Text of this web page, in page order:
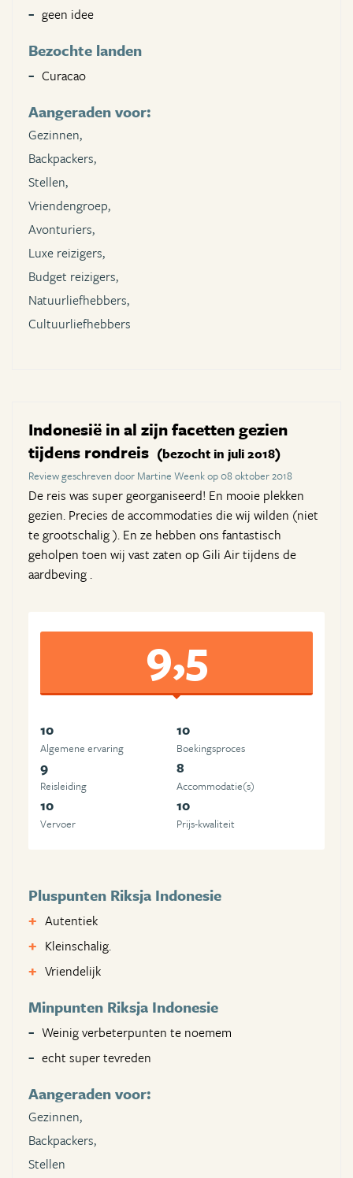
geen idee
Bezochte landen
Curacao
Aangeraden voor:
Gezinnen,
Backpackers,
Stellen,
Vriendengroep,
Avonturiers,
Luxe reizigers,
Budget reizigers,
Natuurliefhebbers,
Cultuurliefhebbers
Indonesië in al zijn facetten gezien
tijdens rondreis (bezocht in juli 2018)
Review geschreven door Martine Weenk op 08 oktober 2018
De reis was super georganiseerd! En mooie plekken
gezien. Precies de accommodaties die wij wilden (niet
te grootschalig ). En ze hebben ons fantastisch
geholpen toen wij vast zaten op Gili Air tijdens de
aardbeving .
9,5
10
Algemene ervaring
10
Boekingsproces
9
Reisleiding
8
Accommodatie(s)
10
Vervoer
10
Prijs-kwaliteit
Pluspunten Riksja Indonesie
Autentiek
Kleinschalig.
Vriendelijk
Minpunten Riksja Indonesie
Weinig verbeterpunten te noemem
echt super tevreden
Aangeraden voor:
Gezinnen,
Backpackers,
Stellen